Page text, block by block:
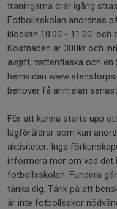
träningarna drar igång
Fotbollsskolan anordnas
klockan 10.00 - 11.00. och
Kostnaden är 300kr och
avgift, vattenflaska och en
hemsidan
behöver få anmälan
För att kunna starta upp
lagföräldrar som kan
aktiviteter. Inga
informera mer om vad det
fotbollsskolan. Fundera
tänka dig. Tänk på att
är inte fotbollsskor